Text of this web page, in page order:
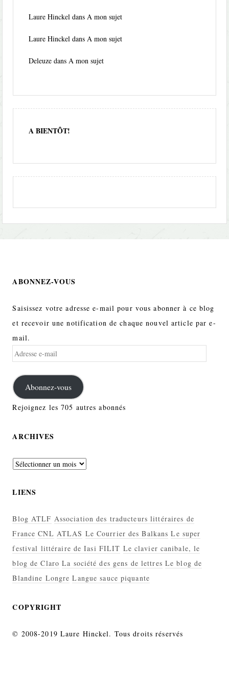
Laure Hinckel dans A mon sujet
Laure Hinckel dans A mon sujet
Deleuze dans A mon sujet
A BIENTÔT!
ABONNEZ-VOUS
Saisissez votre adresse e-mail pour vous abonner à ce blog
et recevoir une notification de chaque nouvel article par e-
mail.
Adresse
mail
Abonnez-vous
Rejoignez les 705 autres abonnés
ARCHIVES
Archives
LIENS
Blog ATLF Association des traducteurs littéraires de
France CNL ATLAS Le Courrier des Balkans Le super
festival littéraire de Iasi FILIT Le clavier canibale, le
blog de Claro La société des gens de lettres Le blog de
Blandine Longre Langue sauce piquante
COPYRIGHT
© 2008-2019 Laure Hinckel. Tous droits réservés